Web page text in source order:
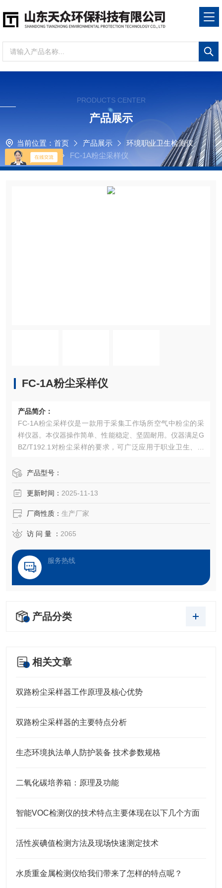
PRODUCTS CENTER
产品展示
当前位置： 首页 产品展示
环境职业卫生检测仪
粉尘采样器
FC-1A粉尘采样仪
FC-1A粉尘采样仪
产品简介：
FC-1A粉尘采样仪是一款用于采集工作场所空气中粉尘的采
样仪器。本仪器操作简单、性能稳定、坚固耐用。仪器满足G
BZ/T192.1对粉尘采样的要求，可广泛应用于职业卫生、冶
产品型号：
更新时间： 2025-11-13
厂商性质： 生产厂家
访 问 量 ： 2065
服务热线
产品分类
相关文章
双路粉尘采样器工作原理及核心优势
双路粉尘采样器的主要特点分析
生态环境执法单人防护装备 技术参数规格
二氧化碳培养箱：原理及功能
智能VOC检测仪的技术特点主要体现在以下几个方面
活性炭碘值检测方法及现场快速测定技术
水质重金属检测仪给我们带来了怎样的特点呢？